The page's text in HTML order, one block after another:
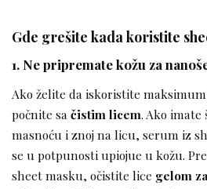
Gde grešite kada koristite
1. Ne pripremate kožu za
Ako želite da iskoristite
počnite sa čistim licem. Ako
masnoću i znoj na licu, serum iz
se u potpunosti upiojue u kožu.
sheet masku, očistite lice gelom